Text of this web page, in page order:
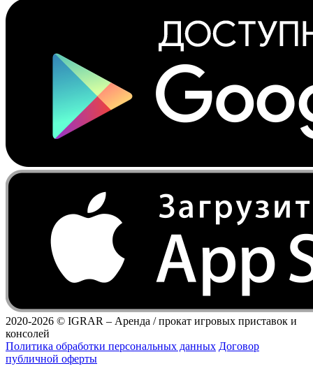
2020-2026 © IGRAR – Аренда / прокат игровых приставок и
консолей
Политика обработки персональных данных Договор
публичной оферты